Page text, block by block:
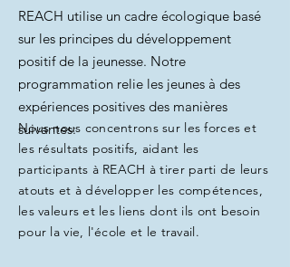
REACH utilise un cadre écologique basé
sur les principes du développement
positif de la jeunesse. Notre
programmation relie les jeunes à des
expériences positives des manières
suivantes:
Nous nous concentrons sur les forces et
les résultats positifs, aidant les
participants à REACH à tirer parti de leurs
atouts et à développer les compétences,
les valeurs et les liens dont ils ont besoin
pour la vie, l'école et le travail.